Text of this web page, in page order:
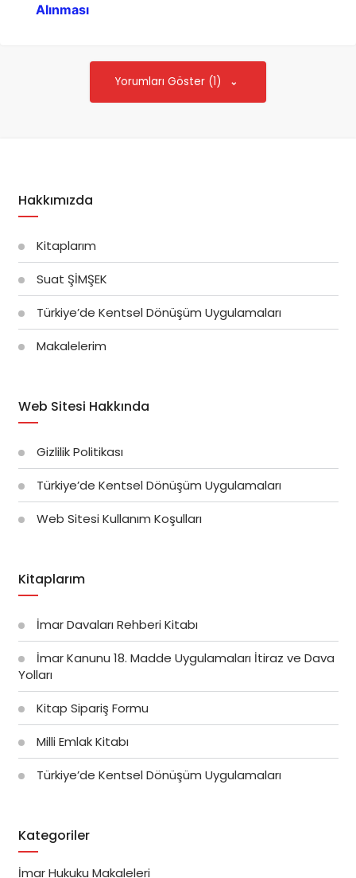
Alınması
Yorumları Göster (1)
Hakkımızda
Kitaplarım
Suat ŞİMŞEK
Türkiye’de Kentsel Dönüşüm Uygulamaları
Makalelerim
Web Sitesi Hakkında
Gizlilik Politikası
Türkiye’de Kentsel Dönüşüm Uygulamaları
Web Sitesi Kullanım Koşulları
Kitaplarım
İmar Davaları Rehberi Kitabı
İmar Kanunu 18. Madde Uygulamaları İtiraz ve Dava
Yolları
Kitap Sipariş Formu
Milli Emlak Kitabı
Türkiye’de Kentsel Dönüşüm Uygulamaları
Kategoriler
İmar Hukuku Makaleleri